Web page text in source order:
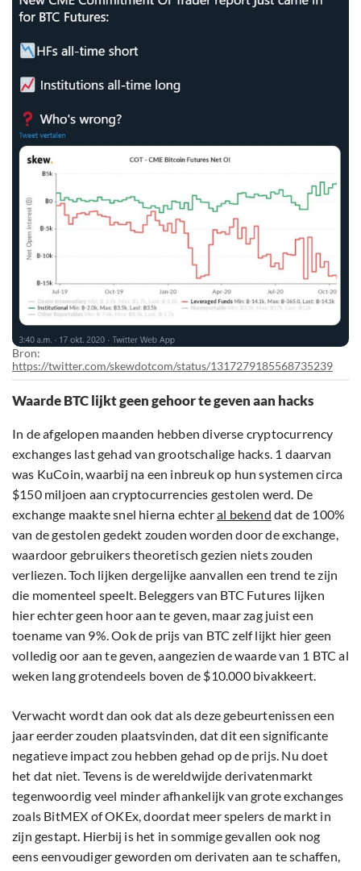
Bron:
https://twitter.com/skewdotcom/status/1317279185568735239
Waarde BTC lijkt geen gehoor te geven aan hacks
In de afgelopen maanden hebben diverse cryptocurrency
exchanges last gehad van grootschalige hacks. 1 daarvan
was KuCoin, waarbij na een inbreuk op hun systemen circa
$150 miljoen aan cryptocurrencies gestolen werd. De
exchange maakte snel hierna echteral bekend dat de 100%
van de gestolen gedekt zouden worden door de exchange,
waardoor gebruikers theoretisch gezien niets zouden
verliezen. Toch lijken dergelijke aanvallen een trend te zijn
die momenteel speelt. Beleggers van BTC Futures lijken
hier echter geen hoor aan te geven, maar zag juist een
toename van 9%. Ook de prijs van BTC zelf lijkt hier geen
volledig oor aan te geven, aangezien de waarde van 1 BTC al
weken lang grotendeels boven de $10.000 bivakkeert.
Verwacht wordt dan ook dat als deze gebeurtenissen een
jaar eerder zouden plaatsvinden, dat dit een significante
negatieve impact zou hebben gehad op de prijs. Nu doet
het dat niet. Tevens is de wereldwijde derivatenmarkt
tegenwoordig veel minder afhankelijk van grote exchanges
zoals BitMEX of OKEx, doordat meer spelers de markt in
zijn gestapt. Hierbij is het in sommige gevallen ook nog
eens eenvoudiger geworden om derivaten aan te schaffen,